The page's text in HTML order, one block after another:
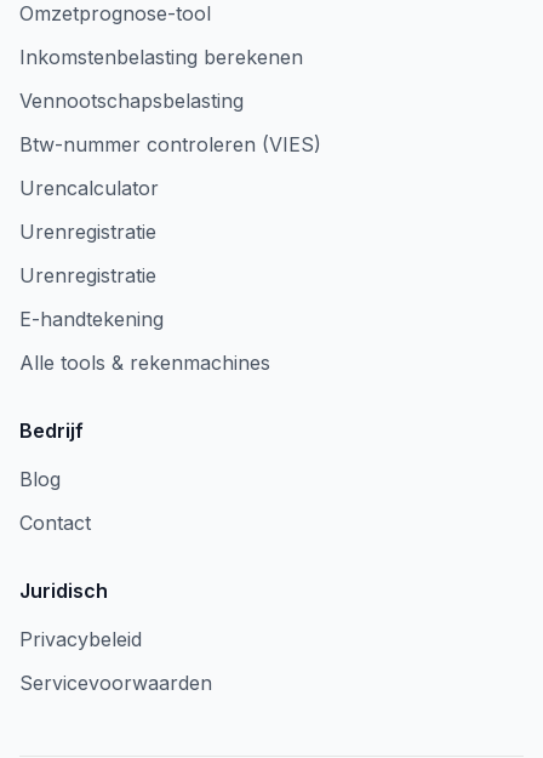
Omzetprognose-tool
Inkomstenbelasting berekenen
Vennootschapsbelasting
Btw-nummer controleren (VIES)
Urencalculator
Urenregistratie
Urenregistratie
E-handtekening
Alle tools & rekenmachines
Bedrijf
Blog
Contact
Juridisch
Privacybeleid
Servicevoorwaarden